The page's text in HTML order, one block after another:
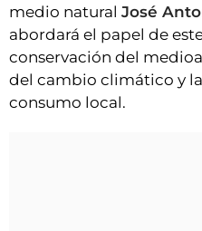
medio natural José
abordará el papel de
conservación del
del cambio climático y
consumo local.